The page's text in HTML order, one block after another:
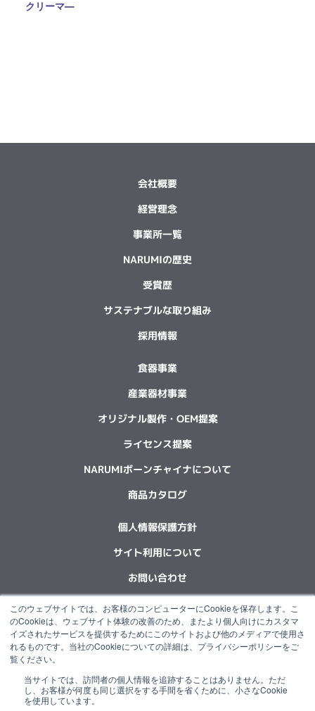
このウェブサイトでは、お客様のコンピューターにCookieを保存します。こ
のCookieは、ウェブサイト体験の改善のため、またより個人向けにカスタマ
イズされたサービスを提供するためにこのサイトおよび他のメディアで使用さ
れるものです。当社のCookieについての詳細は、プライバシーポリシーをご
覧ください。
当サイトでは、訪問者の個人情報を追跡することはありません。ただ
し、お客様が何度も同じ選択をする手間を省くために、小さなCookie
を使用しています。
クリーマ―
会社概要
経営理念
事業所一覧
NARUMIの歴史
受賞歴
サステナブルな取り組み
採用情報
食器事業
産業器材事業
オリジナル製作・OEM提案
ライセンス提案
NARUMIボーンチャイナについて
商品カタログ
個人情報保護方針
サイト利用について
お問い合わせ
F
a
c
e
b
o
o
L
i
n
k
d
i
X
-
t
w
t
t
Y
o
u
t
b
e
I
n
s
t
g
r
I
n
s
t
g
r
“NARUMI”は石塚硝子グループの一員です。